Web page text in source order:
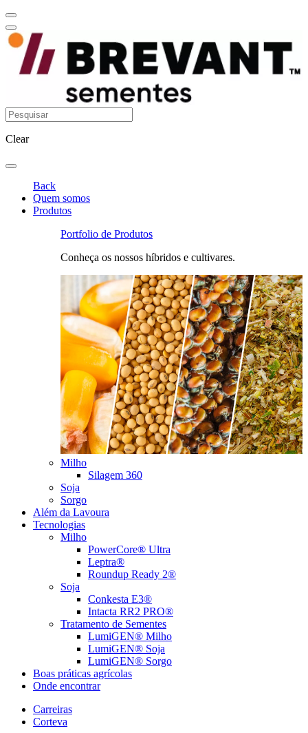
Clear
Back
Quem somos
Produtos
Portfolio de Produtos
Conheça os nossos híbridos e cultivares.
Milho
Silagem 360
Soja
Sorgo
Além da Lavoura
Tecnologias
Milho
PowerCore® Ultra
Leptra®
Roundup Ready 2®
Soja
Conkesta E3®
Intacta RR2 PRO®
Tratamento de Sementes
LumiGEN® Milho
LumiGEN® Soja
LumiGEN® Sorgo
Boas práticas agrícolas
Onde encontrar
Carreiras
Corteva